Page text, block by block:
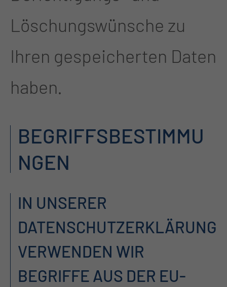
Löschungswünsche zu
Ihren gespeicherten Daten
haben.
BEGRIFFSBESTIMMU
NGEN
IN UNSERER
DATENSCHUTZERKLÄRUNG
VERWENDEN WIR
BEGRIFFE AUS DER EU-